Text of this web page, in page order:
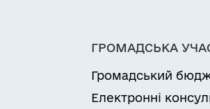
ГРОМАДСЬКА
Громадський
Електронні